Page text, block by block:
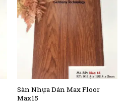
Sàn Nhựa Dán Max Floor
Max15